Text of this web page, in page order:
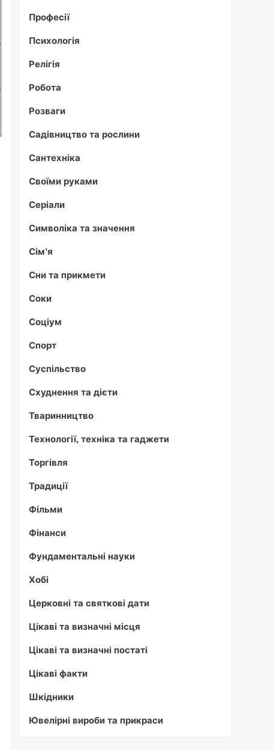
Професії
Психологія
Релігія
Робота
Розваги
Садівництво та рослини
Сантехніка
Своїми руками
Серіали
Символіка та значення
Сім'я
Сни та прикмети
Соки
Соціум
Спорт
Суспільство
Схуднення та дієти
Тваринництво
Технології, техніка та гаджети
Торгівля
Традиції
Фільми
Фінанси
Фундаментальні науки
Хобі
Церковні та святкові дати
Цікаві та визначні місця
Цікаві та визначні постаті
Цікаві факти
Шкідники
Ювелірні вироби та прикраси